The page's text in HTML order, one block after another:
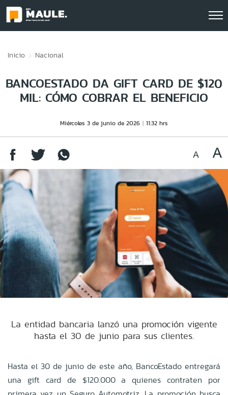
Inicio Nacional
BANCOESTADO DA GIFT CARD DE $120
MIL: CÓMO COBRAR EL BENEFICIO
Miércoles 3 de junio de 2026 11:32 hrs
La entidad bancaria lanzó una promoción vigente
hasta el 30 de junio para sus clientes.
Hasta el 30 de junio de este año, BancoEstado entregará
una gift card de $120.000 a quienes contraten por